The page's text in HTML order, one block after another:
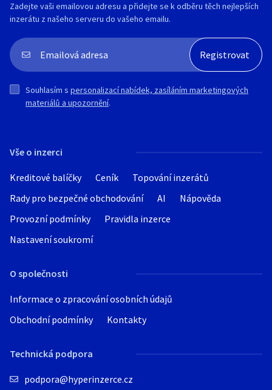
Vše o inzerci
Kreditové balíčky Ceník
Topování inzerátů
Rady pro bezpečné obchodování
AI
Nápověda
Provozní podmínky
Pravidla inzerce
Nastavení soukromí
O společnosti
Informace o zpracování osobních údajů
Obchodní podmínky
Kontakty
Technická podpora
podpora@hyperinzerce.cz
Zadejte vaši emailovou adresu a přidejte se k odběru těch nejlepších
inzerátu z našeho serveru do vašeho emailu.
Souhlasím s personalizací nabídek, zasíláním marketingových
materiálů a upozornění.